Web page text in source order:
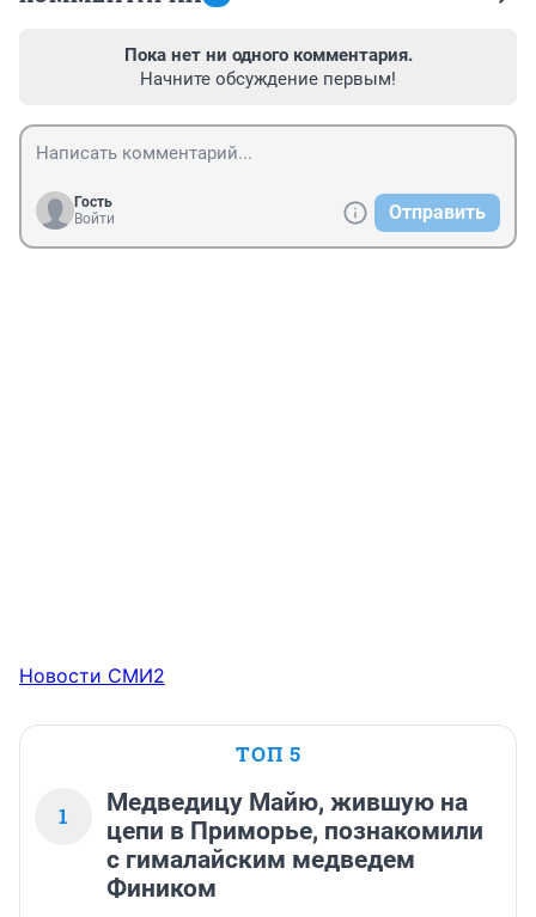
Пока нет ни одного комментария.
Начните обсуждение первым!
Гость
Войти
Отправить
Новости СМИ2
ТОП 5
1
Медведицу Майю, жившую на
цепи в Приморье, познакомили
с гималайским медведем
Фиником